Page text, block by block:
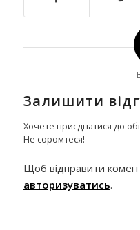
Залишити
Хочете приєднатися до
Не соромтеся!
Щоб відправити
авторизуватись.